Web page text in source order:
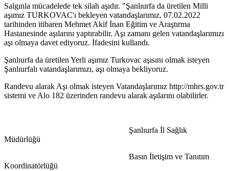
Salgınla mücadelede tek silah aşıdır. "Şanlıurfa da üretilen Milli
aşımız TURKOVAC'ı bekleyen vatandaşlarımız, 07.02.2022
tarihinden itibaren Mehmet Akif İnan Eğitim ve Araştırma
Hastanesinde aşılarını yaptırabilir. Aşı zamanı gelen vatandaşlarımızı
aşı olmaya davet ediyoruz. İfadesini kullandı.
Şanlıurfa da üretilen Yerli aşımız Turkovac aşısını olmak isteyen
Şanlıurfalı vatandaşlarımızı, aşı olmaya bekliyoruz.
Randevu alarak Aşı olmak isteyen Vatandaşlarımız http://mhrs.gov.tr
sistemi ve Alo 182 üzerinden randevu alarak aşılarını olabilirler.
Şanlıurfa İl Sağlık
Müdürlüğü
Basın İletişim ve Tanıtım
Koordinatörlüğü